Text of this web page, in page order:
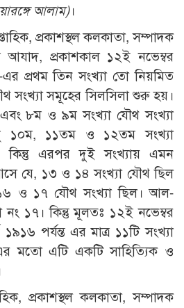
আলাম)।
প্রকাশস্থল কলকাতা, সম্পাদক
প্রকাশকাল ১২ই নভেম্বর
প্রথম তিন সংখ্যা তো নিয়মিত
সংখ্যা সমূহের সিলসিলা শুরু হয়।
৮ম ও ৯ম সংখ্যা যৌথ সংখ্যা
১০ম, ১১তম ও ১২তম সংখ্যা
কিন্তু এরপর দুই সংখ্যায় এমন
যে, ১৩ ও ১৪ সংখ্যা যৌথ ছিল
ও ১৭ যৌথ সংখ্যা ছিল। আল-
নং ১৭। কিন্তু মূলতঃ ১২ই নভেম্বর
পর্যন্ত এর মাত্র ১১টি সংখ্যা
মতো এটি একটি সাহিত্যিক ও
প্রকাশস্থল কলকাতা, সম্পাদক